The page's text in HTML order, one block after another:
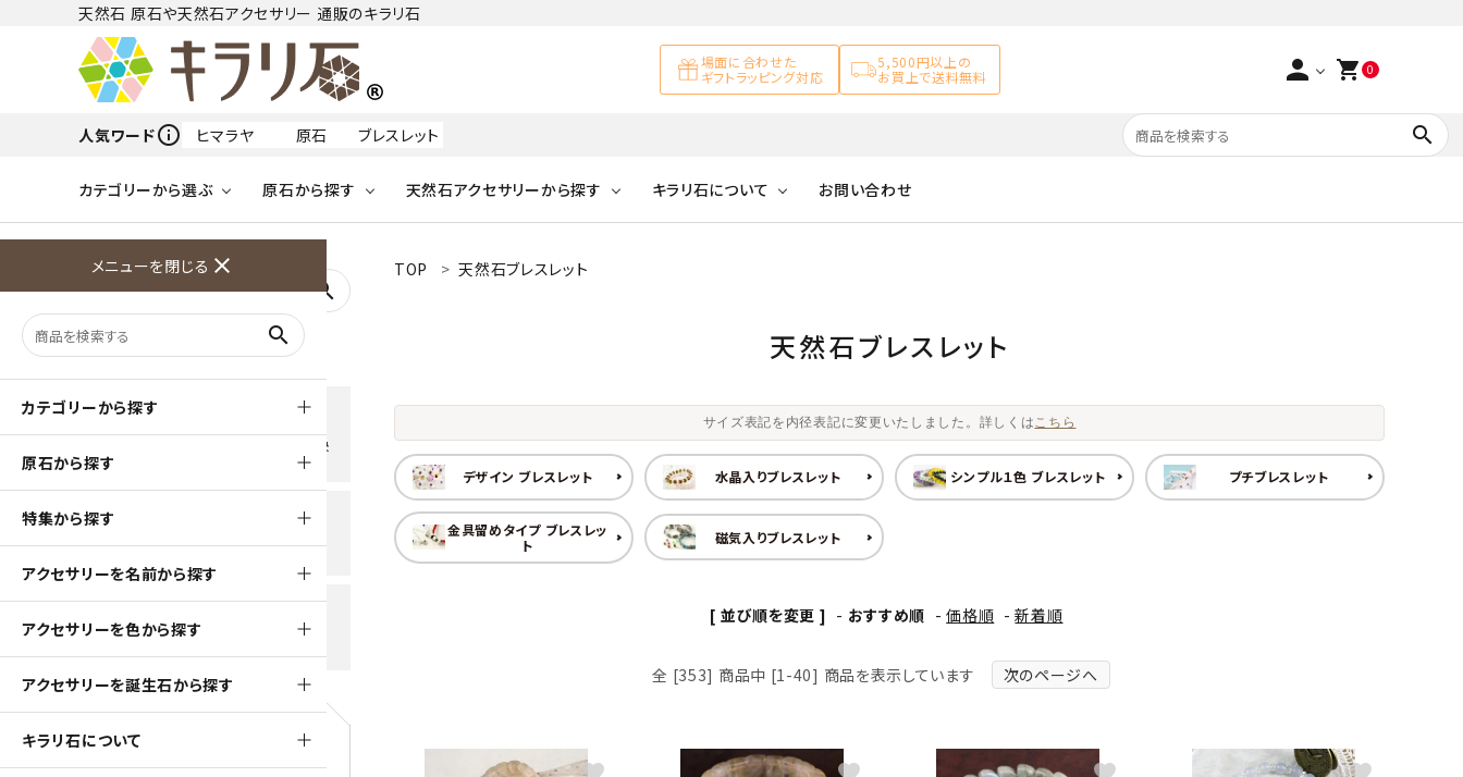
天然石 原石や天然石アクセサリー 通販のキラリ石
場面に合わせた
ギフトラッピング対応
5,500円以上の
お買上で送料無料
person shopping_cart 0
人気ワードinfo_outline ヒマラヤ 原石 ブレスレット search
カテゴリーから選ぶ
天然石 原石
ワイヤーアクセサリー
天然石 ブローチ 天然石置き飾り
大きいサイズの原石 国産 原石/アクセサリー 丸玉 特集
たまご形 特集
美石 特集
原石から探す
アクアマリン
アマゾナイト アラゴナイト
ガーネット 化石 カルサイト 菊花石
黒水晶 クリソコラ クリソプレーズ クンツァイト
K2ブルー シトリン
スピネル / パーガサイト
ターコイズ (トルコ石)
パイライト
フローライト ヘミモルファイト ボツワナアゲート
天然石アクセサリーから探す
Blue Pink Yellow
White Green
Brown
キラリ石について
キラリ石ポイントに
公式ブログ
お問い合わせ
メニューを閉じる close
search
カテゴリーから探す
原石から探す
特集から探す
アクセサリーを名前から探す
アクセサリーを色から探す
アクセサリーを誕生石から探す
キラリ石について
TOP 天然石ブレスレット
天然石ブレスレット
サイズ表記を内径表記に変更いたしました。詳しくはこちら
デザイン ブレスレット 水晶入りブレスレット シンプル１色 ブレスレット プチブレスレット
金具留めタイプ ブレスレッ
ト
磁気入りブレスレット
[ 並び順を変更 ] - おすすめ順 -価格順 -新着順
全 [353] 商品中 [1-40] 商品を表示しています 次のページへ
フリーワードから探す
search
原石 ループタイ 誕生石
Amzon Payなどお好きな 決
500ptプレゼント
送料全国一律700円
5,500円(税込)以上ご購入で
原石